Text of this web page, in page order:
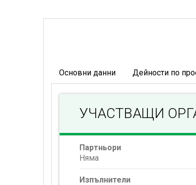
Основни данни Дейности по
УЧАСТВАЩИ
Партньори
Няма
Изпълнители